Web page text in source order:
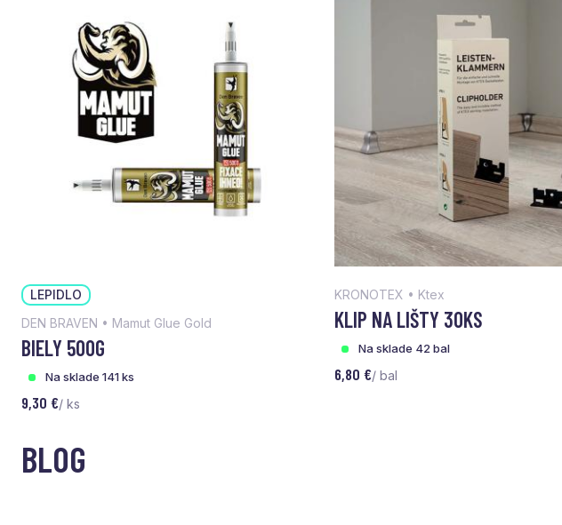
LEPIDLO
DEN BRAVEN • Mamut Glue Gold
BIELY 500G
Na sklade 141 ks
9,30 €/ ks
KRONOTEX • Ktex
KLIP NA LIŠTY 30KS
Na sklade 42 bal
6,80 €/ bal
BLOG